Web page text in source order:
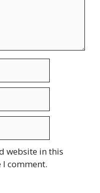
website in this
comment.